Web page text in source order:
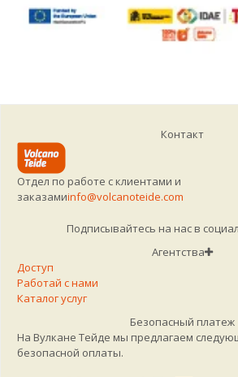
Контакт
Отдел по работе с клиентами и
заказамиinfo@volcanoteide.com
Подписывайтесь на нас в
Агентства
Доступ
Работай с нами
Каталог услуг
Безопасный платеж
На Вулкане Тейде мы предлагаем
безопасной оплаты.